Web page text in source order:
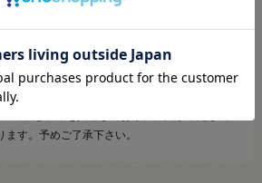
さい】
により、実際のカラーと異なる場合がござい
ませ。
す。予めご了承下さい。